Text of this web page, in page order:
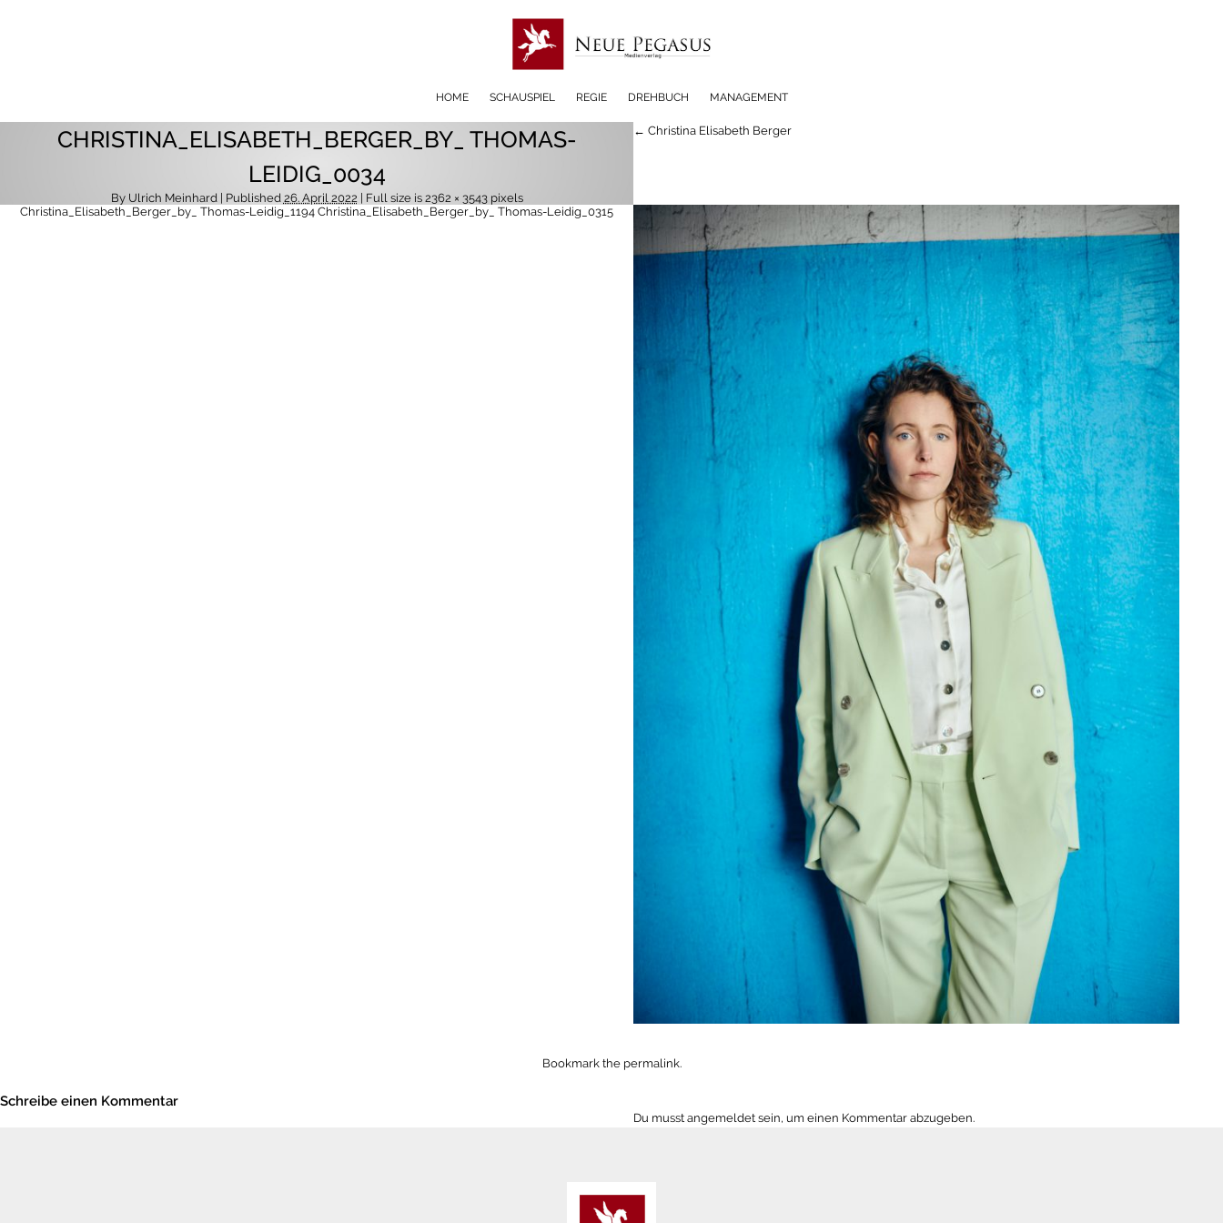
HOME SCHAUSPIEL REGIE DREHBUCH MANAGEMENT
← Christina Elisabeth Berger
CHRISTINA_ELISABETH_BERGER_BY_ THOMAS-
LEIDIG_0034
By Ulrich Meinhard| Published 26. April 2022| Full size is 2362 × 3543pixels
Christina_Elisabeth_Berger_by_ Thomas-Leidig_1194 Christina_Elisabeth_Berger_by_ Thomas-Leidig_0315
Bookmark the permalink.
Schreibe einen Kommentar
Du musst angemeldet sein, um einen Kommentar abzugeben.